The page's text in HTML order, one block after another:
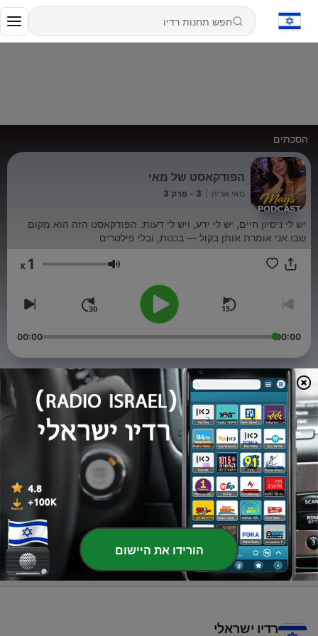
הסכתים
הפודקאסט של מאי
מאי אריה 3 - פרק 3
יש לי ניסיון חיים, יש לי ידע, ויש לי דעות. הפודקאסט הזה הוא מקום
שבו אני אומרת אותן בקול — בכנות, ובלי פילטרים
עוצמת שמע 1
00:00
00:00
פרקים
3
- פרק 3
10 מרץ 2026
2
- פרק 2
1
- פרק ראשון ויאלה בלאגן
24 ינו' 2026
רדיו ישראלי
הורידו את היישום